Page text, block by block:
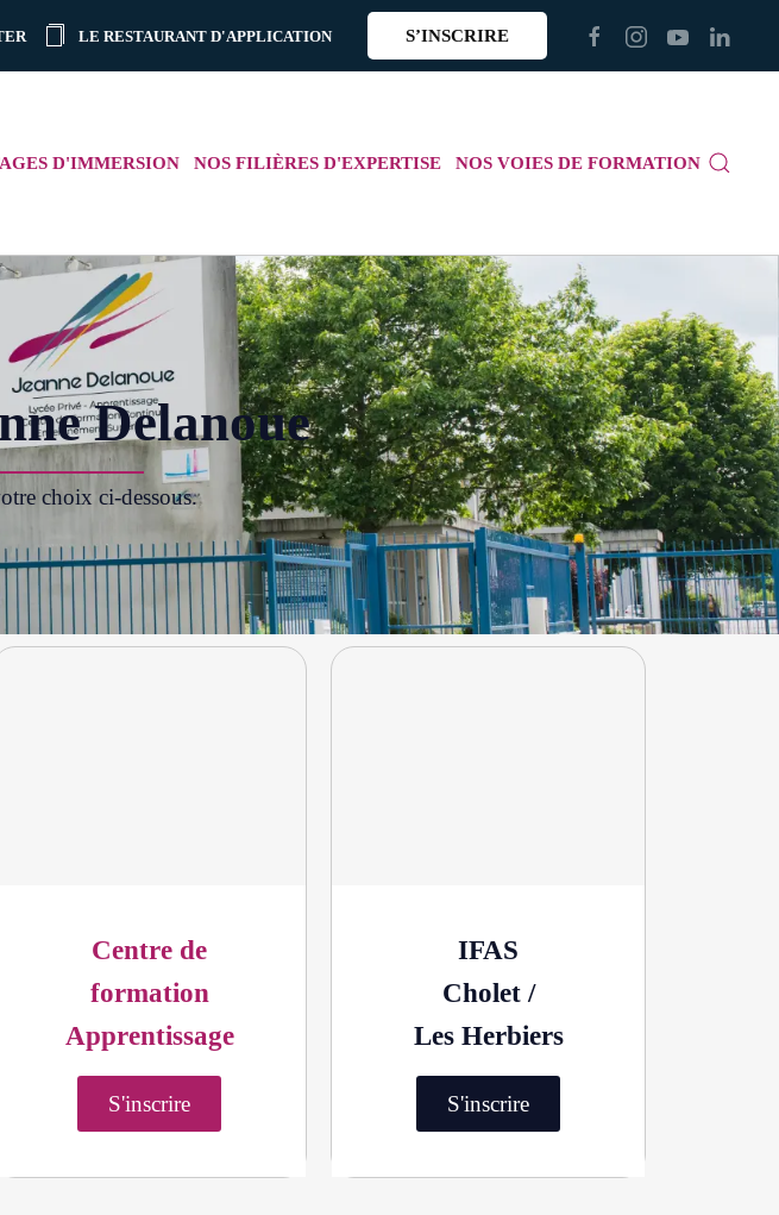
LE RESTAURANT D'APPLICATION S’INSCRIRE
D'IMMERSION NOS FILIÈRES D'EXPERTISE NOS VOIES DE FORMATION
Delanoue
choix ci-dessous.
Centre de
formation
Apprentissage
S'inscrire
IFAS
Cholet /
Les Herbiers
S'inscrire